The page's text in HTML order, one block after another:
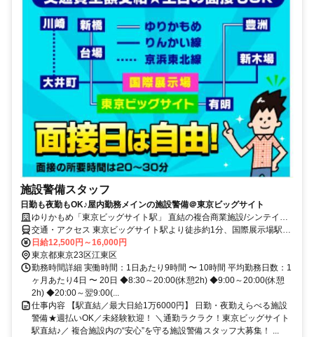
施設警備スタッフ
日勤も夜勤もOK♪屋内勤務メインの施設警備＠東京ビッグサイト
ゆりかもめ「東京ビッグサイト駅」 直結の複合商業施設/シンテイ警
備株式会社 湾岸支社
交通・アクセス 東京ビッグサイト駅より徒歩約1分、国際展示場駅よ
り徒歩約5分
日給12,500円～16,000円
東京都東京23区江東区
勤務時間詳細 実働時間：1日あたり9時間 〜 10時間 平均勤務日数：1
ヶ月あたり4日 〜 20日 ◆8:30～20:00(休憩2h) ◆9:00～20:00(休憩
2h) ◆20:00～翌9:00(...
仕事内容 【駅直結／最大日給1万6000円】 日勤・夜勤えらべる施設
警備★週払いOK／未経験歓迎！ ＼通勤ラクラク！東京ビッグサイト
駅直結♪／ 複合施設内の“安心”を守る施設警備スタッフ大募集！ ...